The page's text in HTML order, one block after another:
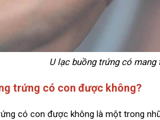
U lạc buồng trứng có
trứng có con được không?
có con được không là một trong